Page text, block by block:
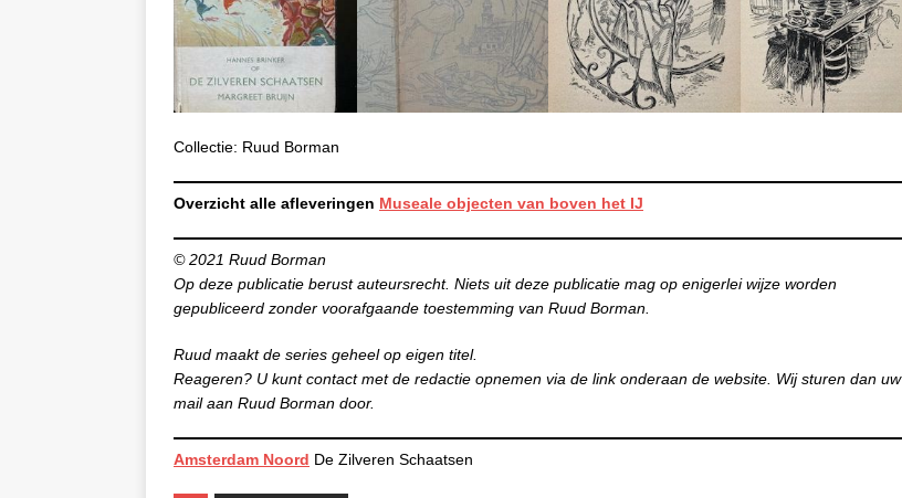
Collectie: Ruud Borman
Overzicht alle afleveringen Museale objecten van boven het IJ
© 2021 Ruud Borman
Op deze publicatie berust auteursrecht. Niets uit deze publicatie mag op enigerlei wijze worden
gepubliceerd zonder voorafgaande toestemming van Ruud Borman.
Ruud maakt de series geheel op eigen titel.
Reageren? U kunt contact met de redactie opnemen via de link onderaan de website. Wij sturen dan uw
mail aan Ruud Borman door.
Amsterdam Noord De Zilveren Schaatsen